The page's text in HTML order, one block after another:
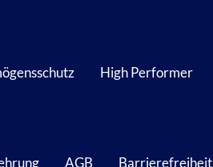
High Performer
AGB Barrierefreiheit